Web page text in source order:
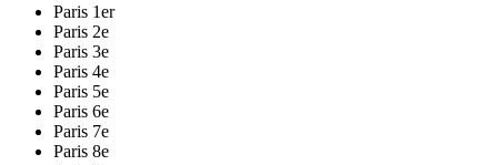
Paris 1er
Paris 2e
Paris 3e
Paris 4e
Paris 5e
Paris 6e
Paris 7e
Paris 8e